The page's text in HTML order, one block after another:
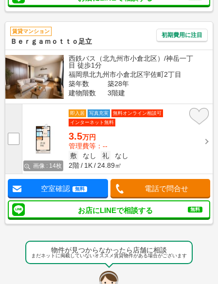
賃貸マンション
Ｂｅｒｇａｍｏｔｔｏ足立
初期費用に注目
西鉄バス（北九州市小倉北区）/神岳一丁
目 徒歩1分
福岡県北九州市小倉北区宇佐町2丁目
築年数
築28年
建物階数
3階建
画像 : 14枚
即入居 写真充実
無料オンライン相談可
インターネット無料
3.5万円
管理費等：--
敷
なし 礼
なし
2階
1K 24.89㎡
空室確認 無料 電話で問合せ
お店にLINEで相談する 無料
物件が見つからなかったら店舗に相談
まだネットに掲載していないオススメ賃貸物件がある場合がございます